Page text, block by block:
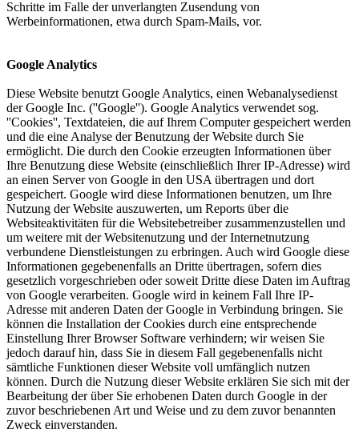
Schritte im Falle der unverlangten Zusendung von
Werbeinformationen, etwa durch Spam-Mails, vor.
Google Analytics
Diese Website benutzt Google Analytics, einen Webanalysedienst
der Google Inc. (''Google''). Google Analytics verwendet sog.
''Cookies'', Textdateien, die auf Ihrem Computer gespeichert werden
und die eine Analyse der Benutzung der Website durch Sie
ermöglicht. Die durch den Cookie erzeugten Informationen über
Ihre Benutzung diese Website (einschließlich Ihrer IP-Adresse) wird
an einen Server von Google in den USA übertragen und dort
gespeichert. Google wird diese Informationen benutzen, um Ihre
Nutzung der Website auszuwerten, um Reports über die
Websiteaktivitäten für die Websitebetreiber zusammenzustellen und
um weitere mit der Websitenutzung und der Internetnutzung
verbundene Dienstleistungen zu erbringen. Auch wird Google diese
Informationen gegebenenfalls an Dritte übertragen, sofern dies
gesetzlich vorgeschrieben oder soweit Dritte diese Daten im Auftrag
von Google verarbeiten. Google wird in keinem Fall Ihre IP-
Adresse mit anderen Daten der Google in Verbindung bringen. Sie
können die Installation der Cookies durch eine entsprechende
Einstellung Ihrer Browser Software verhindern; wir weisen Sie
jedoch darauf hin, dass Sie in diesem Fall gegebenenfalls nicht
sämtliche Funktionen dieser Website voll umfänglich nutzen
können. Durch die Nutzung dieser Website erklären Sie sich mit der
Bearbeitung der über Sie erhobenen Daten durch Google in der
zuvor beschriebenen Art und Weise und zu dem zuvor benannten
Zweck einverstanden.